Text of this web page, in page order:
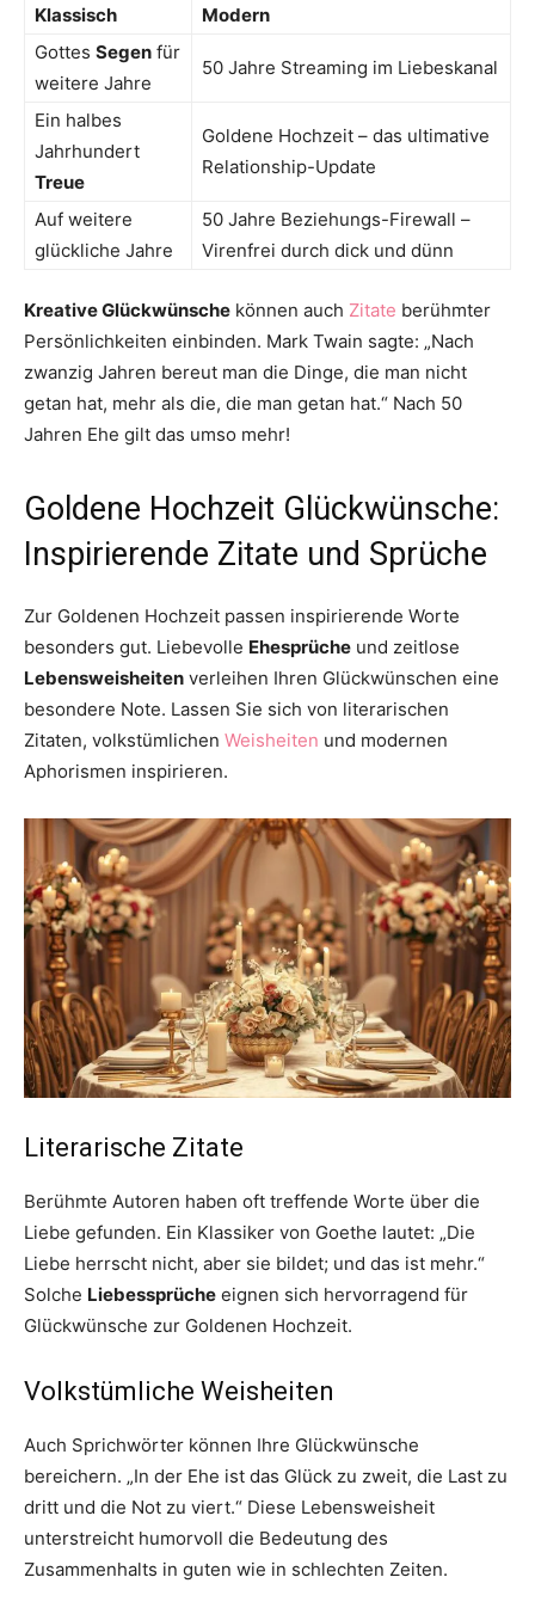
Klassisch
Modern
Gottes Segen für
weitere Jahre
50 Jahre Streaming im Liebeskanal
Ein halbes
Jahrhundert
Treue
Goldene Hochzeit – das ultimative
Relationship-Update
Auf weitere
glückliche Jahre
50 Jahre Beziehungs-Firewall –
Virenfrei durch dick und dünn
Kreative Glückwünsche können auch Zitate berühmter
Persönlichkeiten einbinden. Mark Twain sagte: „Nach
zwanzig Jahren bereut man die Dinge, die man nicht
getan hat, mehr als die, die man getan hat.“ Nach 50
Jahren Ehe gilt das umso mehr!
Goldene Hochzeit Glückwünsche:
Inspirierende Zitate und Sprüche
Zur Goldenen Hochzeit passen inspirierende Worte
besonders gut. Liebevolle Ehesprüche und zeitlose
Lebensweisheiten verleihen Ihren Glückwünschen eine
besondere Note. Lassen Sie sich von literarischen
Zitaten, volkstümlichen Weisheiten und modernen
Aphorismen inspirieren.
Literarische Zitate
Berühmte Autoren haben oft treffende Worte über die
Liebe gefunden. Ein Klassiker von Goethe lautet: „Die
Liebe herrscht nicht, aber sie bildet; und das ist mehr.“
Solche Liebessprüche eignen sich hervorragend für
Glückwünsche zur Goldenen Hochzeit.
Volkstümliche Weisheiten
Auch Sprichwörter können Ihre Glückwünsche
bereichern. „In der Ehe ist das Glück zu zweit, die Last zu
dritt und die Not zu viert.“ Diese Lebensweisheit
unterstreicht humorvoll die Bedeutung des
Zusammenhalts in guten wie in schlechten Zeiten.